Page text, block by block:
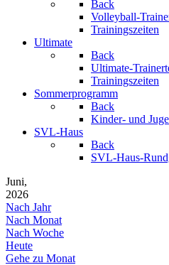
Back
Volleyball-
Trainingszeiten
Ultimate
Back
Ultimate-
Trainingszeiten
Sommerprogramm
Back
Kinder- und
SVL-Haus
Back
SVL-Haus-
Juni,
2026
Nach Jahr
Nach Monat
Nach Woche
Heute
Gehe zu Monat